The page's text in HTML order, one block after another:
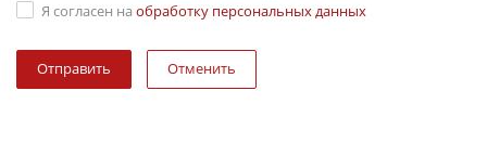
Я согласен на обработку персональных данных
Отменить